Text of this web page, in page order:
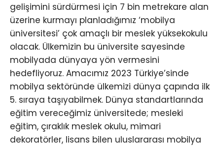
gelişimini sürdürmesi için 7 bin metrekare alan
üzerine kurmayı planladığımız ‘mobilya
üniversitesi’ çok amaçlı bir meslek yüksekokulu
olacak. Ülkemizin bu üniversite sayesinde
mobilyada dünyaya yön vermesini
hedefliyoruz. Amacımız 2023 Türkiye’sinde
mobilya sektöründe ülkemizi dünya çapında ilk
5. sıraya taşıyabilmek. Dünya standartlarında
eğitim vereceğimiz üniversitede; mesleki
eğitim, çıraklık meslek okulu, mimari
dekoratörler, lisans bilen uluslararası mobilya